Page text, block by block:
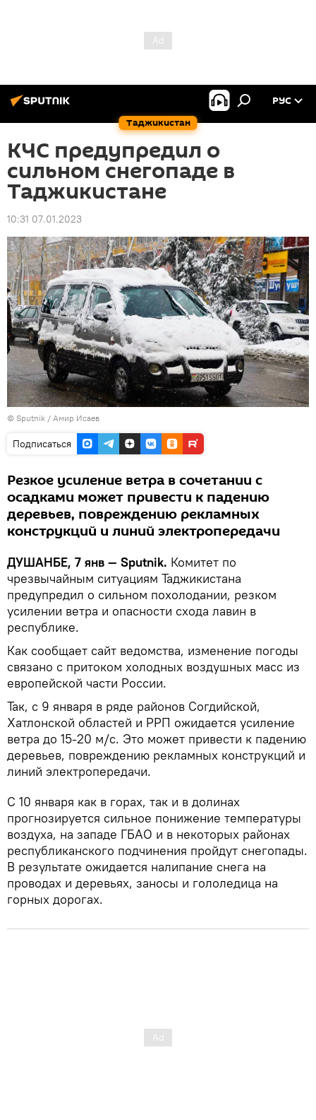
Таджикистан
РУС
КЧС предупредил о
сильном снегопаде в
Таджикистане
10:31 07.01.2023
© Sputnik / Амир Исаев
Подписаться
Резкое усиление ветра в сочетании с
осадками может привести к падению
деревьев, повреждению рекламных
конструкций и линий электропередачи
ДУШАНБЕ, 7 янв — Sputnik. Комитет по
чрезвычайным ситуациям Таджикистана
предупредил о сильном похолодании, резком
усилении ветра и опасности схода лавин в
республике.
Как сообщает сайт ведомства, изменение погоды
связано с притоком холодных воздушных масс из
европейской части России.
Так, с 9 января в ряде районов Согдийской,
Хатлонской областей и РРП ожидается усиление
ветра до 15-20 м/с. Это может привести к падению
деревьев, повреждению рекламных конструкций и
линий электропередачи.
С 10 января как в горах, так и в долинах
прогнозируется сильное понижение температуры
воздуха, на западе ГБАО и в некоторых районах
республиканского подчинения пройдут снегопады.
В результате ожидается налипание снега на
проводах и деревьях, заносы и гололедица на
горных дорогах.